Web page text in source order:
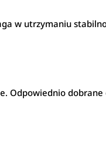
w utrzymaniu
Odpowiednio dobrane